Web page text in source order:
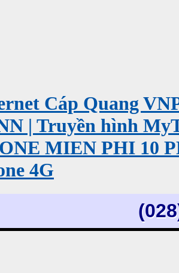
Cáp Quang
| Truyền hình
MIEN PHI 10
4G